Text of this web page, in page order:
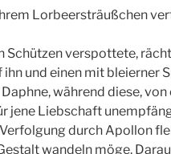
Lorbeersträußchen
verspottete,
und einen mit bleierner
während diese, von
jene Liebschaft
durch Apollon
wandeln möge.